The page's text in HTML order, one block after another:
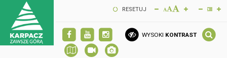
RESETUJ
WYSOKI KONTRAST